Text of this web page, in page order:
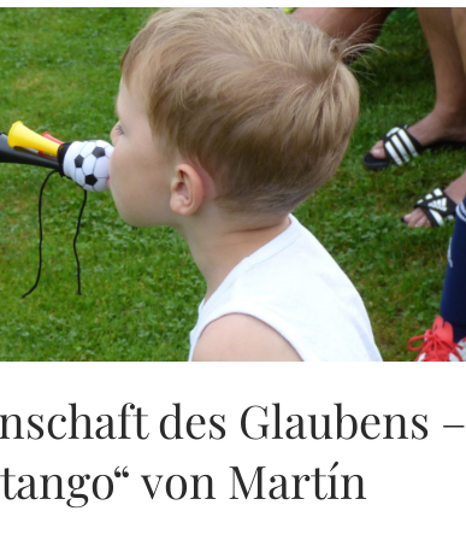
des Glaubens –
von Martín